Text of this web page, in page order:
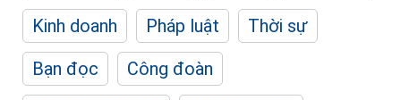
Kinh doanh
Pháp luật
Thời sự
Bạn đọc
Công đoàn